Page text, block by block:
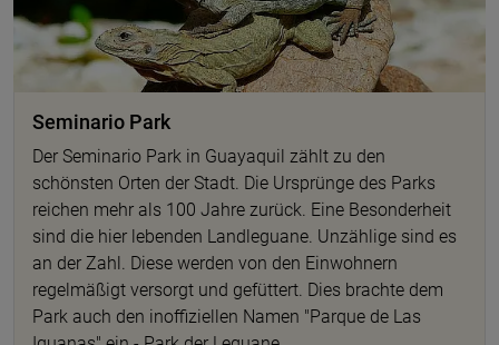
Seminario Park
Der Seminario Park in Guayaquil zählt zu den
schönsten Orten der Stadt. Die Ursprünge des Parks
reichen mehr als 100 Jahre zurück. Eine Besonderheit
sind die hier lebenden Landleguane. Unzählige sind es
an der Zahl. Diese werden von den Einwohnern
regelmäßigt versorgt und gefüttert. Dies brachte dem
Park auch den inoffiziellen Namen "Parque de Las